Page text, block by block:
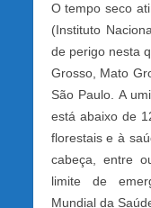
O tempo seco
(Instituto
de perigo nesta
Grosso, Mato
São Paulo. A
está abaixo de
florestais e à
cabeça, entre
limite de
Mundial da